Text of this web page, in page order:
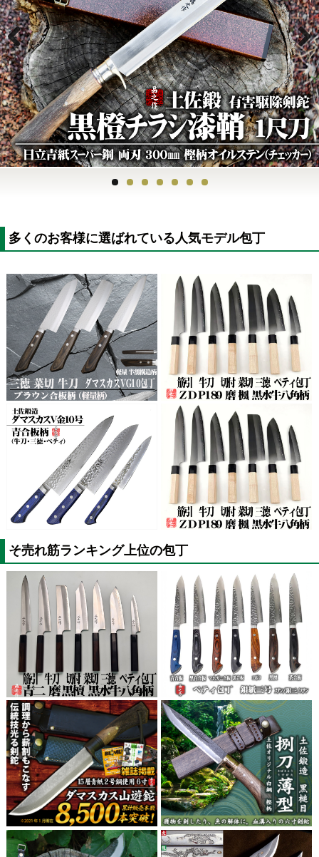
Previous Next
多くのお客様に選ばれている人気モデル包丁
そ売れ筋ランキング上位の包丁